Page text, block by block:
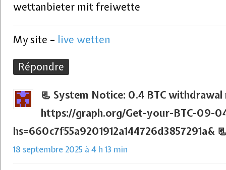
wettanbieter mit freiwette
My site – live wetten
Répondre
📃 System Notice: 0.4 BTC
https://graph.org/Get-your-BTC-09-
hs=660c7f55a9201912a144726d3857291a&
18 septembre 2025 à 4 h 13 min